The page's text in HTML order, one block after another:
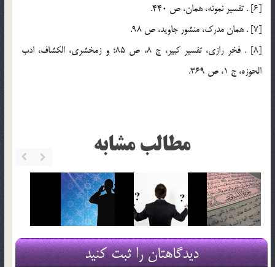
[6] . تفسير نمونه، همان، ص 440.
[7] . همان مدرك، منشور جاويد، ص 98.
[8] . فخر رازي، تفسير كبير، ج 8، ص 85؛ و زمخشري، الكشاف، ادب
الحوزه، ج 1، ص 369.
مطالب مشابه
دیدگاهتان را ثبت کنید